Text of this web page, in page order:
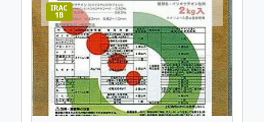
IRAC
1B